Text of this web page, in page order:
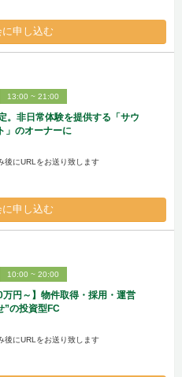
申し込む
13:00 ~ 21:00
。非日常体験を提供する「サウ
」のオーナーに
後にURLをお送り致します
申し込む
10:00 ~ 20:00
万円～】物件取得・採用・運営
”の投資型FC
後にURLをお送り致します